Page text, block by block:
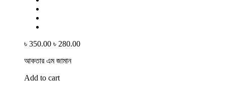
৳ 350.00 ৳ 280.00
আকতার এম জামান
Add to cart